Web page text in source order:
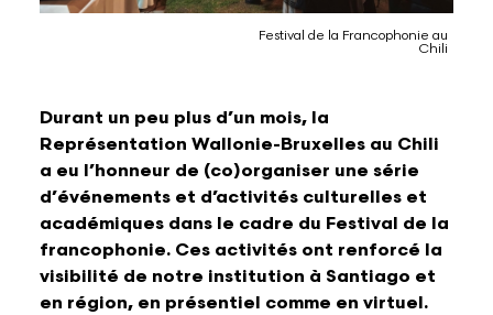
Festival de la Francophonie au
Chili
Durant un peu plus d’un mois, la
Représentation Wallonie-Bruxelles au Chili
a eu l’honneur de (co)organiser une série
d’événements et d’activités culturelles et
académiques dans le cadre du Festival de la
francophonie. Ces activités ont renforcé la
visibilité de notre institution à Santiago et
en région, en présentiel comme en virtuel.